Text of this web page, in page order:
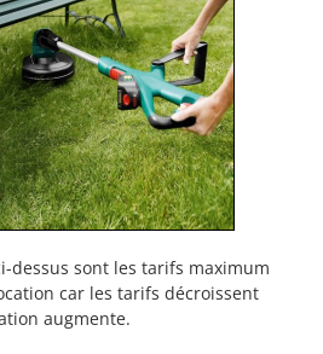
dessus sont les tarifs maximum
car les tarifs décroissent
augmente.